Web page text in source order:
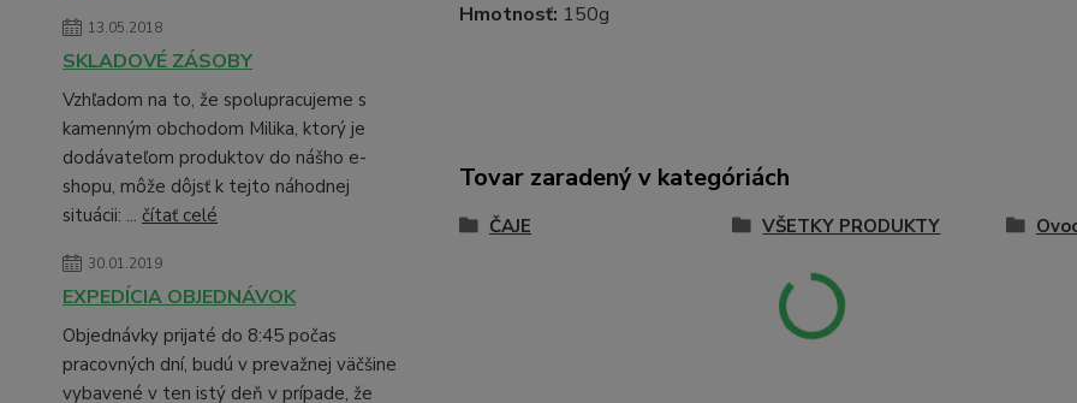
13.05.2018
SKLADOVÉ ZÁSOBY
Vzhľadom na to, že spolupracujeme s
kamenným obchodom Milika, ktorý je
dodávateľom produktov do nášho e-
shopu, môže dôjsť k tejto náhodnej
situácii: ... čítať celé
30.01.2019
EXPEDÍCIA OBJEDNÁVOK
Objednávky prijaté do 8:45 počas
pracovných dní, budú v prevažnej väčšine
vybavené v ten istý deň v prípade, že
Hmotnosť: 150g
Tovar zaradený v kategóriách
ČAJE VŠETKY PRODUKTY